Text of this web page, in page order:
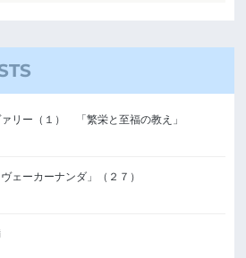
リー（１） 「繁栄と至福の教え」
ェーカーナンダ」（２７）